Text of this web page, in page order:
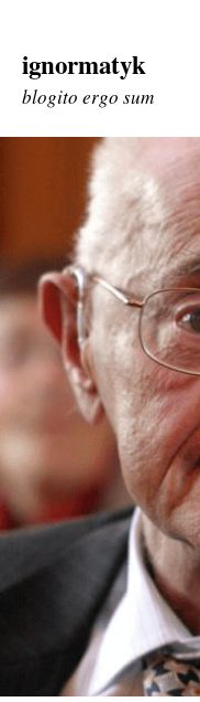
Skip
to
ignormatyk
blogito ergo sum